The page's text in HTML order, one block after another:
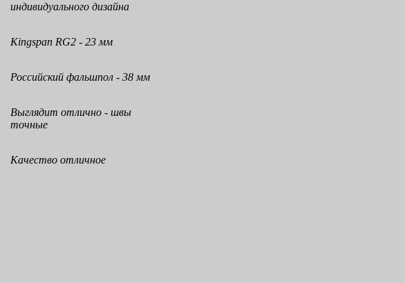
индивидуального дизайна
Kingspan RG2 - 23 мм
Российский фальшпол - 38 мм
Выглядит отлично - швы
точные
Качество отличное